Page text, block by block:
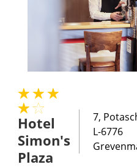
Hotel
Simon's
Plaza
7,
L-6776